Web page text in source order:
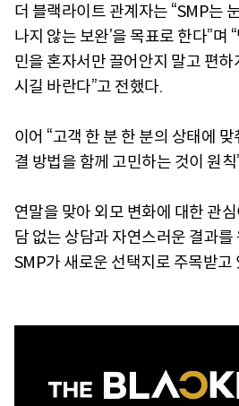
더 블랙라이트 관계자는 “SMP는
나지 않는 보완’을 목표로 한다”며
민을 혼자서만 끌어안지 말고 편
시길 바란다”고 전했다.
이어 “고객 한 분 한 분의 상태에
결 방법을 함께 고민하는 것이 원
연말을 맞아 외모 변화에 대한 관
담 없는 상담과 자연스러운 결과를
SMP가 새로운 선택지로 주목받고